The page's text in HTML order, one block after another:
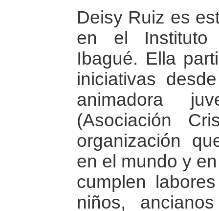
Deisy Ruiz es
en el Instituto
Ibagué. Ella
iniciativas
animadora
(Asociación
organización
en el mundo y
cumplen
niños,